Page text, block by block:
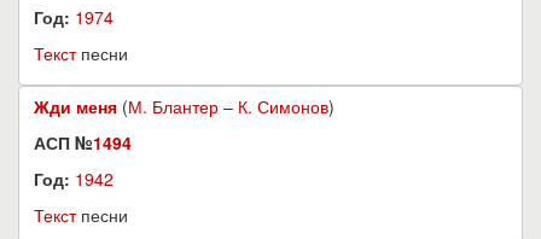
Год: 1974
Текстпесни
Жди меня (М. Блантер – К. Симонов)
АСП №1494
Год: 1942
Текстпесни